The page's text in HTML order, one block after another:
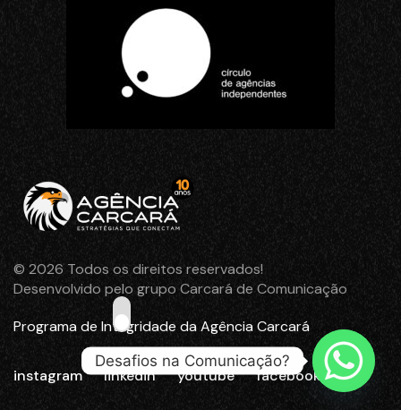
© 2026 Todos os direitos reservados!
Desenvolvido pelo grupo Carcará de Comunicação
Programa de Integridade da Agência Carcará
instagram linkedin youtube facebook
Desafios na Comunicação?